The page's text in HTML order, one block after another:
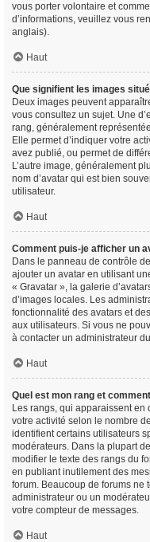
vous porter volontaire et
d’informations, veuillez vous
anglais).
Haut
Que signifient les images
Deux images peuvent
vous consultez un sujet. Une
rang, généralement
Elle permet d’indiquer votre
avez publié, ou permet de
L’autre image, généralement
nom d’avatar qui est bien
utilisateur.
Haut
Comment puis-je afficher un
Dans le panneau de contrôle
ajouter un avatar en utilisant
« Gravatar », la galerie
d’images locales. Les
fonctionnalité des avatars et
aux utilisateurs. Si vous ne
à contacter un administrateur
Haut
Quel est mon rang et
Les rangs, qui apparaissent en
votre activité selon le nombre
identifient certains utilisateurs
modérateurs. Dans la plupart
modifier le texte des rangs du
en publiant inutilement des
forum. Beaucoup de forums ne
administrateur ou un
votre compteur de messages.
Haut